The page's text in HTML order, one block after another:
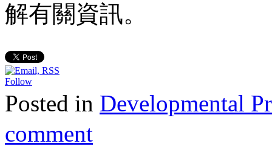
解有關資訊。
Follow
Posted in Developmental
comment